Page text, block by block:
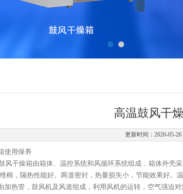
高温鼓风干
更新时间：2020-05-
使用保养
风干燥箱由箱体、温控系统和风循环系统组成．箱体外壳
棉，隔热性能好。两道密封，热量损失小，节能效果好。
加热管，鼓风机及风道组成，利用风机的运转，空气强迫